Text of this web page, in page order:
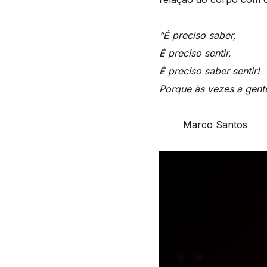
“É preciso saber,
É preciso sentir,
É preciso saber sentir!
Porque às vezes a
Marco Santos